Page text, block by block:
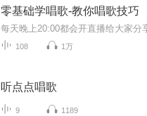
零基础学唱歌-教你唱歌技巧
108 1万
听点点唱歌
9 1189